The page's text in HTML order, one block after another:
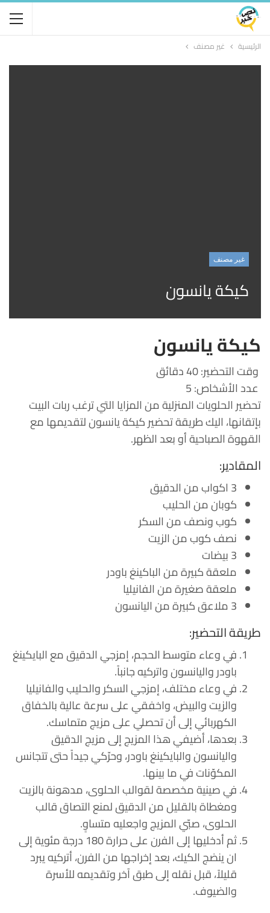
الرئيسية غير مصنف
غير مصنف
كيكة يانسون
كيكة يانسون
وقت التحضير: 40 دقائق
عدد الأشخاص: 5
تحضير الحلويات المنزلية من المزايا التي ترغب ربات البيت
بإتقانها، اليك طريقة تحضير كيكة يانسون لتقديمها مع
القهوة الصباحية أو بعد الظهر.
المقادير:
3 اكواب من الدقيق
كوبان من الحليب
كوب ونصف من السكر
نصف كوب من الزيت
3 بيضات
ملعقة كبيرة من الباكينغ باودر
ملعقة صغيرة من الفانيليا
3 ملاعق كبيرة من اليانسون
طريقة التحضير:
في وعاء متوسط الحجم، إمزجي الدقيق مع البايكينغ
باودر واليانسون واتركيه جانباً.
في وعاء مختلف، إمزجي السكر والحليب والفانيليا
والزيت والبيض، واخفقي على سرعة عالية بالخفاق
الكهربائي إلى أن تحصلي على مزيج متماسك.
بعدها، أضيفي هذا المزيج إلى مزيج الدقيق
واليانسون والبايكينغ باودر، وحرّكي جيداً حتى تتجانس
المكوّنات في ما بينها.
في صينية مخصصة لقوالب الحلوى، مدهونة بالزيت
ومغطاة بالقليل من الدقيق لمنع التصاق قالب
الحلوى، صبّي المزيج واجعليه متساوٍ.
ثم أدخليها إلى الفرن على حرارة 180 درجة مئوية إلى
ان ينضج الكيك، بعد إخراجها من الفرن، أتركيه يبرد
قليلاً، قبل نقله إلى طبق آخر وتقديمه للأسرة
والضيوف.